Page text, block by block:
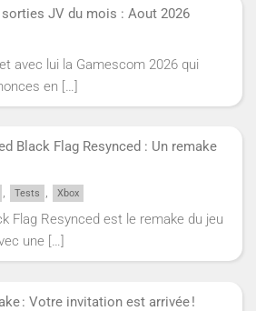
JV du mois : Aout 2026
avec lui la Gamescom 2026 qui
en […]
Black Flag Resynced : Un remake
, Tests , Xbox
Flag Resynced est le remake du jeu
une […]
: Votre invitation est arrivée !